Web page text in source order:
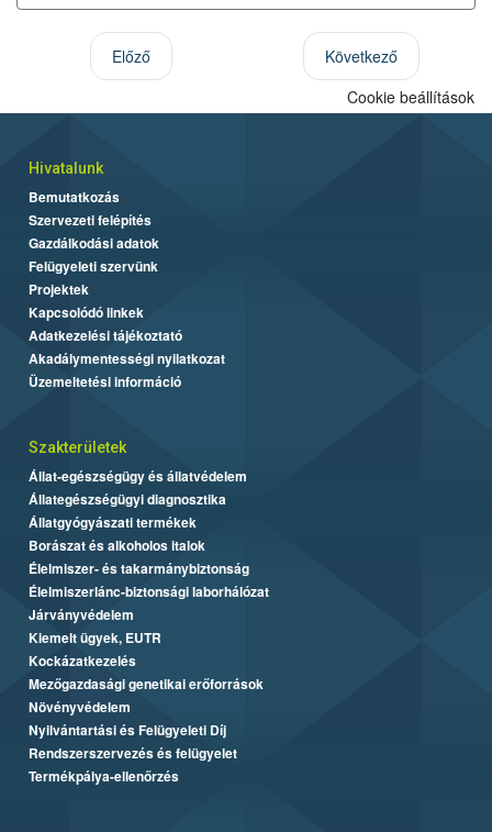
Előző
Következő
Cookie beállítások
Hivatalunk
Bemutatkozás
Szervezeti felépítés
Gazdálkodási adatok
Felügyeleti szervünk
Projektek
Kapcsolódó linkek
Adatkezelési tájékoztató
Akadálymentességi nyilatkozat
Üzemeltetési információ
Szakterületek
Állat-egészségügy és állatvédelem
Állategészségügyi diagnosztika
Állatgyógyászati termékek
Borászat és alkoholos italok
Élelmiszer- és takarmánybiztonság
Élelmiszerlánc-biztonsági laborhálózat
Járványvédelem
Kiemelt ügyek, EUTR
Kockázatkezelés
Mezőgazdasági genetikai erőforrások
Növényvédelem
Nyilvántartási és Felügyeleti Díj
Rendszerszervezés és felügyelet
Termékpálya-ellenőrzés